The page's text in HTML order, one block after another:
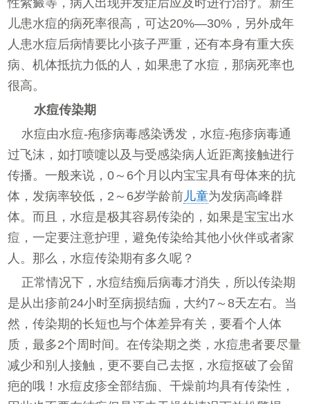
性紫癜等，病人出现并发症后应及时进行治疗。新生
儿患水痘的病死率很高，可达20%—30%，另外成年
人患水痘后病情要比小孩子严重，还有本身有重大疾
病、机体抵抗力低的人，如果患了水痘，那病死率也
很高。
水痘传染期
水痘由水痘-疱疹病毒感染诱发，水痘-疱疹病毒通
过飞沫，如打喷嚏以及与受感染病人近距离接触进行
传播。一般来说，0～6个月以内宝宝具有母体来的抗
体，发病率较低，2～6岁学龄前 儿童为发病高峰群
体。而且，水痘是极其容易传染的，如果是宝宝出水
痘，一定要注意护理，避免传染给其他小伙伴或者家
人。那么，水痘传染期有多久呢？
正常情况下，水痘结痴后病毒才消失，所以传染期
是从出疹前24小时至病损结痂，大约7～8天左右。当
然，传染期的长短也与个体差异有关，要看个人体
质，最多2个周时间。在传染期之类，水痘患者要尽量
减少和别人接触，更不要自己去抠，水痘抠破了会留
疤的哦！水痘皮疹全部结痂、干燥前均具有传染性，